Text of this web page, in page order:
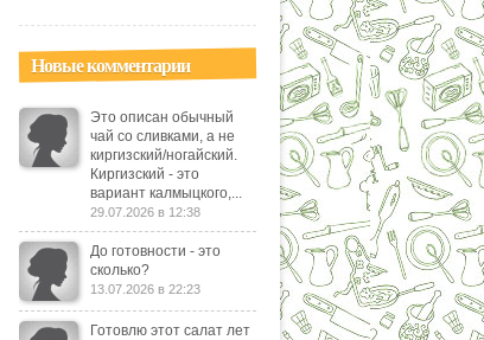
Новые комментарии
Это описан обычный
чай со сливками, а не
киргизский/ногайский.
Киргизский - это
вариант калмыцкого,...
29.07.2026 в 12:38
До готовности - это
сколько?
13.07.2026 в 22:23
Готовлю этот салат лет